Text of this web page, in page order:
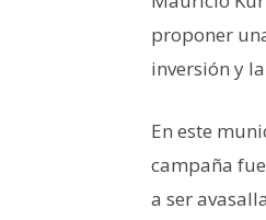
proponer
inversión y
En este
campaña
a ser